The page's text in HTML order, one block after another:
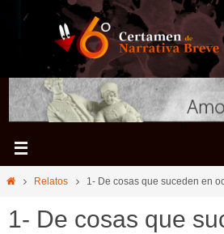
InicioRelatos 1- De cosas que suceden en
1- De cosas que